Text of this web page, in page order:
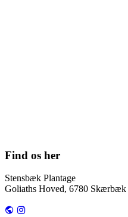
Find os her
Stensbæk Plantage
Goliaths Hoved, 6780 Skærbæk